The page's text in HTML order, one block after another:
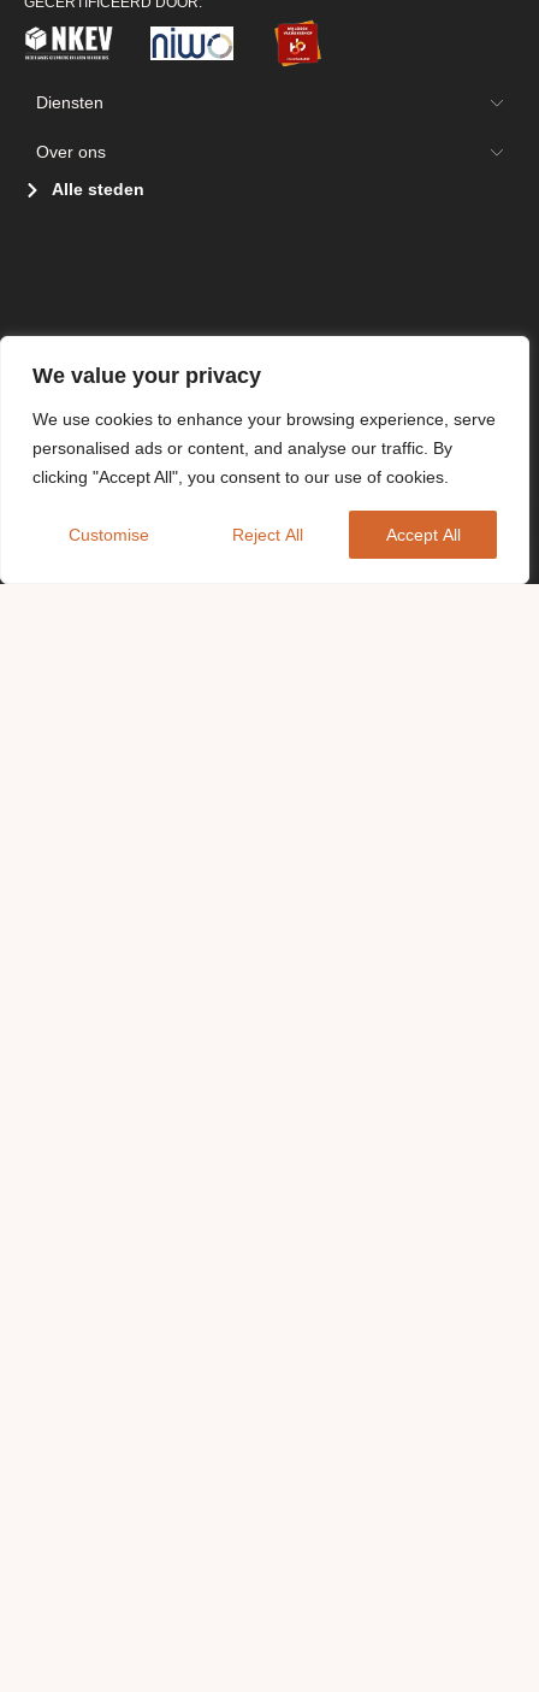
We value your privacy
We use cookies to enhance your browsing experience, serve
personalised ads or content, and analyse our traffic. By
clicking "Accept All", you consent to our use of cookies.
Customise Reject All Accept All
Diensten
Over ons
Alle steden